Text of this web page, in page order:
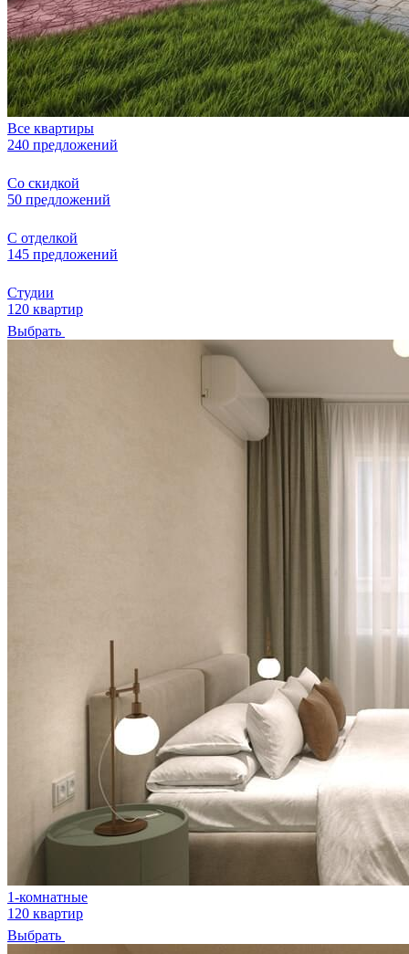
Все квартиры
240 предложений
Со скидкой
50 предложений
С отделкой
145 предложений
Студии
120 квартир
Выбрать
1-комнатные
120 квартир
Выбрать